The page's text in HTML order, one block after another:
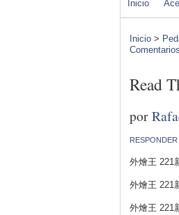
Inicio
Inicio >
Read
por
外燴王 221
外燴王 221
外燴王 221